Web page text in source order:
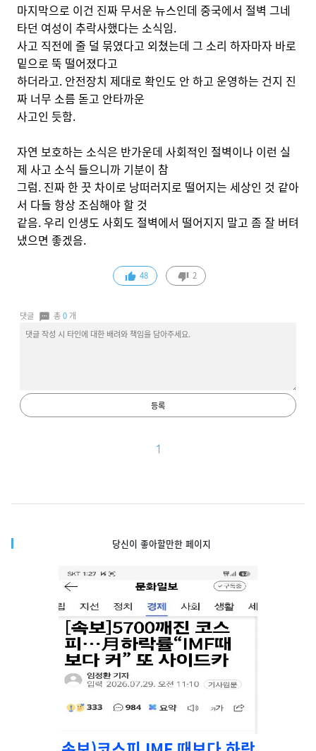
마지막으로 이건 진짜 무서운 뉴스인데 중국에서 절벽 그네
타던 여성이 추락사했다는 소식임.
사고 직전에 줄 덜 묶였다고 외쳤는데 그 소리 하자마자 바로
밑으로 뚝 떨어졌다고
하더라고. 안전장치 제대로 확인도 안 하고 운영하는 건지 진
짜 너무 소름 돋고 안타까운
사고인 듯함.
자연 보호하는 소식은 반가운데 사회적인 절벽이나 이런 실
제 사고 소식 들으니까 기분이 참
그럼. 진짜 한 끗 차이로 낭떠러지로 떨어지는 세상인 것 같아
서 다들 항상 조심해야 할 것
같음. 우리 인생도 사회도 절벽에서 떨어지지 말고 좀 잘 버텨
냈으면 좋겠음.
48 2
댓글 총0 개
등록
1
당신이 좋아할만한 페이지